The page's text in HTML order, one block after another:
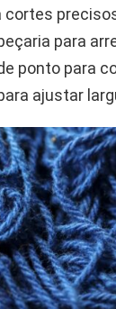
cortes
para
ponto para
ajustar